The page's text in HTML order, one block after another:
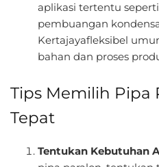
aplikasi tertentu
pembuangan
Kertajayafleksibel
bahan dan proses
Tips Memilih Pipa
Tepat
Tentukan Kebutuhan